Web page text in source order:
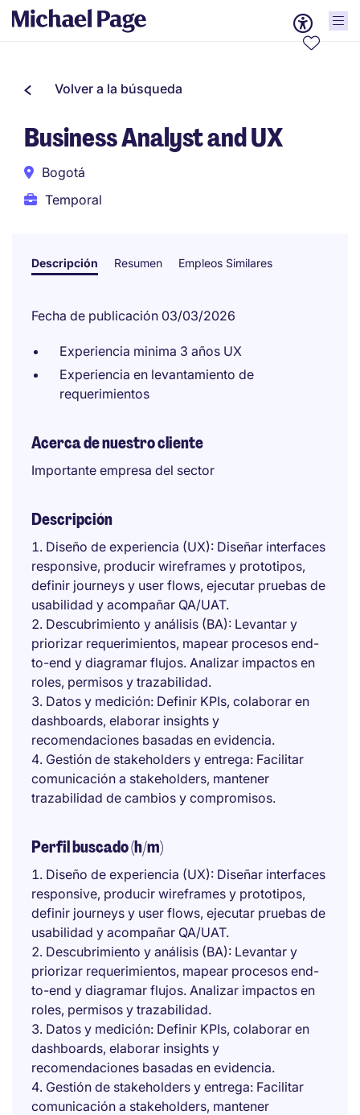
Volver a la búsqueda
Business Analyst and UX
Bogotá
Temporal
Descripción Resumen Empleos Similares
Fecha de publicación 03/03/2026
Experiencia minima 3 años UX
Experiencia en levantamiento de
requerimientos
Acerca de nuestro cliente
Importante empresa del sector
Descripción
Diseño de experiencia (UX): Diseñar interfaces
responsive, producir wireframes y prototipos,
definir journeys y user flows, ejecutar pruebas de
usabilidad y acompañar QA/UAT.
Descubrimiento y análisis (BA): Levantar y
priorizar requerimientos, mapear procesos end-
to-end y diagramar flujos. Analizar impactos en
roles, permisos y trazabilidad.
Datos y medición: Definir KPIs, colaborar en
dashboards, elaborar insights y
recomendaciones basadas en evidencia.
Gestión de stakeholders y entrega: Facilitar
comunicación a stakeholders, mantener
trazabilidad de cambios y compromisos.
Perfil buscado (h/m)
Diseño de experiencia (UX): Diseñar interfaces
responsive, producir wireframes y prototipos,
definir journeys y user flows, ejecutar pruebas de
usabilidad y acompañar QA/UAT.
Descubrimiento y análisis (BA): Levantar y
priorizar requerimientos, mapear procesos end-
to-end y diagramar flujos. Analizar impactos en
roles, permisos y trazabilidad.
Datos y medición: Definir KPIs, colaborar en
dashboards, elaborar insights y
recomendaciones basadas en evidencia.
Gestión de stakeholders y entrega: Facilitar
comunicación a stakeholders, mantener